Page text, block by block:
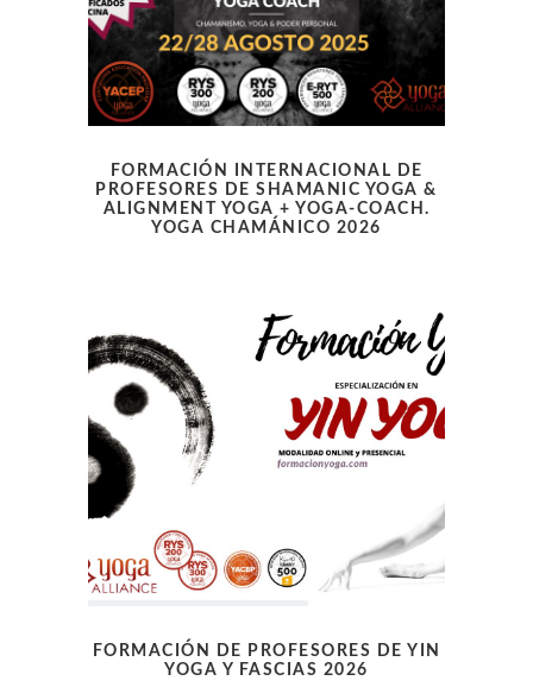
FORMACIÓN INTERNACIONAL DE
PROFESORES DE SHAMANIC YOGA &
ALIGNMENT YOGA + YOGA-COACH.
YOGA CHAMÁNICO 2026
FORMACIÓN DE PROFESORES DE YIN
YOGA Y FASCIAS 2026